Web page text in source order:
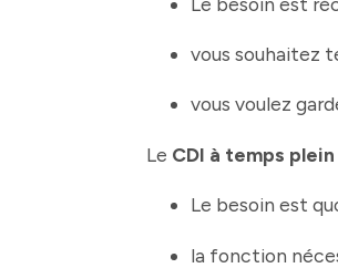
vous souhaitez
vous voulez
Le CDI à temps plein
Le besoin est
la fonction